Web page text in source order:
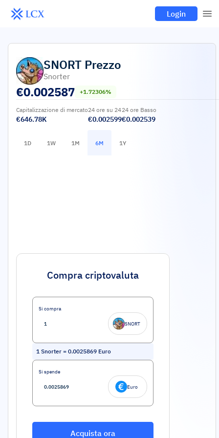
Login
SNORT Prezzo
Snorter
€0.002587 +1.72306%
Capitalizzazione di mercato
€646.78K
24 ore su 24
€0.002599
24 ore Basso
€0.002539
1D 1W 1M 6M 1Y
Compra criptovaluta
Si compra
SNORT
1 Snorter = 0.0025869 Euro
Si spende
Euro
Acquista ora